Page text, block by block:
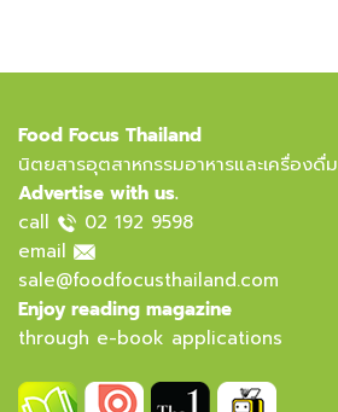
Food Focus Thailand
นิตยสารอุตสาหกรรมอาหารและเครื่องดื่ม
Advertise with us.
call
02 192 9598
email
sale@foodfocusthailand.com
Enjoy reading magazine
through e-book applications